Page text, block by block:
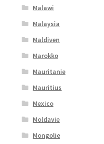
Malawi
Malaysia
Maldiven
Marokko
Mauritanie
Mauritius
Mexico
Moldavie
Mongolie